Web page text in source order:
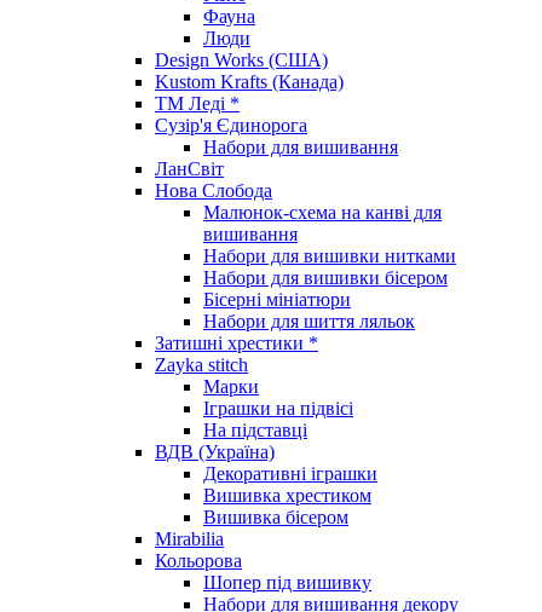
Фауна
Люди
Design Works (США)
Kustom Krafts (Канада)
ТМ Леді *
Сузір'я Єдинорога
Набори для вишивання
ЛанСвіт
Нова Слобода
Малюнок-схема на канві для
вишивання
Набори для вишивки нитками
Набори для вишивки бісером
Бісерні мініатюри
Набори для шиття ляльок
Затишні хрестики *
Zayka stitch
Марки
Іграшки на підвісі
На підставці
ВДВ (Україна)
Декоративні іграшки
Вишивка хрестиком
Вишивка бісером
Mirabilia
Кольорова
Шопер під вишивку
Набори для вишивання декору